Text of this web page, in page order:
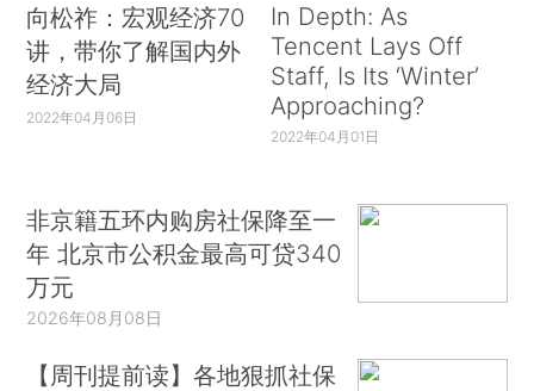
向松祚：宏观经济70
讲，带你了解国内外
经济大局
2022年04月06日
In Depth: As
Tencent Lays Off
Staff, Is Its ‘Winter’
Approaching?
2022年04月01日
非京籍五环内购房社保降至一
年 北京市公积金最高可贷340
万元
2026年08月08日
【周刊提前读】各地狠抓社保